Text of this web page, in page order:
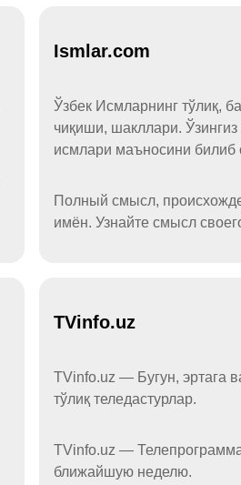
Ismlar.com
Ўзбек Исмларнинг тўлиқ,
чиқиши, шакллари. Ўзингиз
исмлари маъносини билиб
Полный смысл,
имён. Узнайте смысл
TVinfo.uz
TVinfo.uz — Бугун, эртага
тўлиқ теледастурлар.
TVinfo.uz —
ближайшую неделю.